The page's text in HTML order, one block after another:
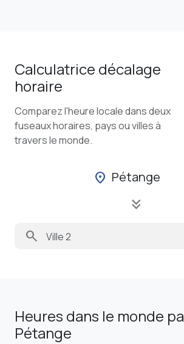
Calculatrice décalage
horaire
Comparez l'heure locale dans deux
fuseaux horaires, pays ou villes à
travers le monde.
location_on Pétange
keyboard_double_arrow_down
search
Heures dans le monde
Pétange